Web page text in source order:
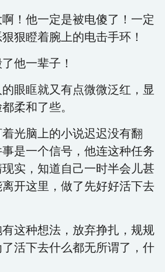
！他一定是被电傻了！一定
狠瞪着腕上的电击手环！
他一辈子！
眼眶就又有点微微泛红，显
柔和了些。
光脑上的小说迟迟没有翻
是一个信号，他连这种任务
实，知道自己一时半会儿甚
开这里，做了先好好活下去
这种想法，放弃挣扎，规规
活下去什么都无所谓了，什